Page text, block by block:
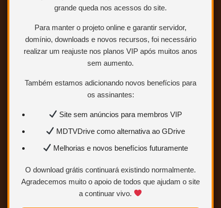
grande queda nos acessos do site.
Para manter o projeto online e garantir servidor,
domínio, downloads e novos recursos, foi necessário
realizar um reajuste nos planos VIP após muitos anos
sem aumento.
Também estamos adicionando novos benefícios para
os assinantes:
Site sem anúncios para membros VIP
MDTVDrive como alternativa ao GDrive
Melhorias e novos benefícios futuramente
O download grátis continuará existindo normalmente.
Agradecemos muito o apoio de todos que ajudam o site
a continuar vivo.
OneDrive OPÇÃO 3 MixDrop
APENAS BACKUP
chomikuj
Esse é apenas um
arquivo de backup para reupar os
servidores off.
Variação inflada de O Suspeito, de
Hitchcock, com Rob Lowe
representando o inescrupuloso mas